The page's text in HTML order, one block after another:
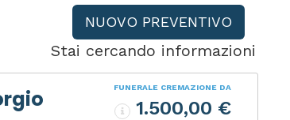
NUOVO PREVENTIVO
FUNERALE CREMAZIONE DA
1.500,00 €
Stai cercando informazioni